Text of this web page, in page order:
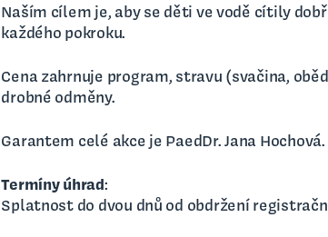
Naším cílem je, aby se děti ve vodě cítily
každého pokroku.
Cena zahrnuje program, stravu (svačina,
drobné odměny.
Garantem celé akce je PaedDr. Jana Hochová.
Termíny úhrad:
Splatnost do dvou dnů od obdržení